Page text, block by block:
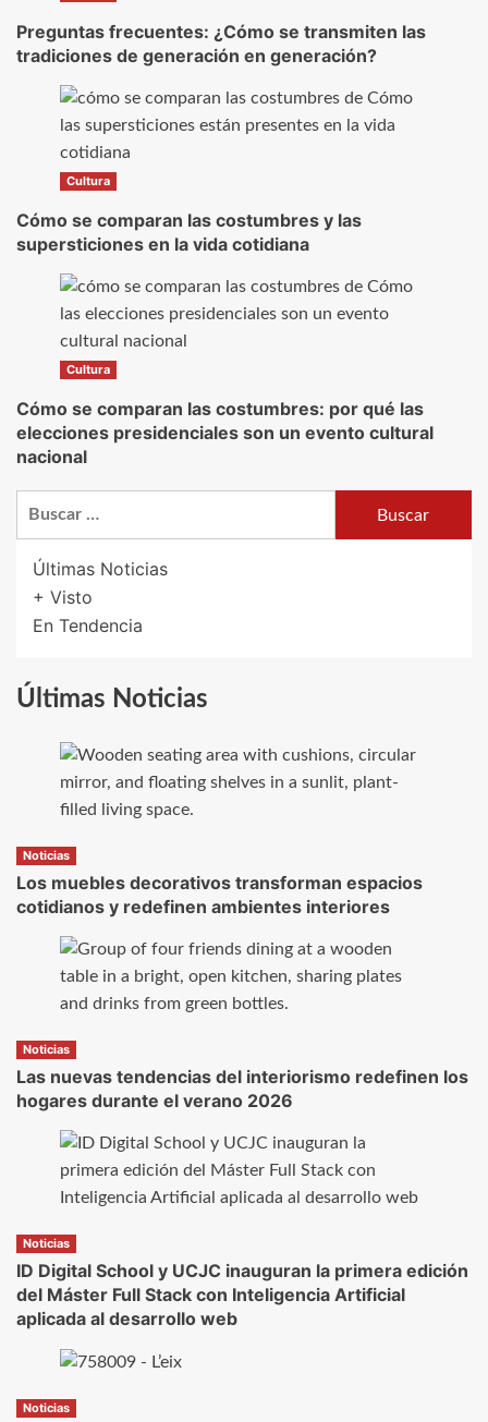
Preguntas frecuentes: ¿Cómo se transmiten las
tradiciones de generación en generación?
Cultura
Cómo se comparan las costumbres y las
supersticiones en la vida cotidiana
Cultura
Cómo se comparan las costumbres: por qué las
elecciones presidenciales son un evento cultural
nacional
Últimas Noticias
+ Visto
En Tendencia
Últimas Noticias
Noticias
Los muebles decorativos transforman espacios
cotidianos y redefinen ambientes interiores
Noticias
Las nuevas tendencias del interiorismo redefinen los
hogares durante el verano 2026
Noticias
ID Digital School y UCJC inauguran la primera edición
del Máster Full Stack con Inteligencia Artificial
aplicada al desarrollo web
Noticias